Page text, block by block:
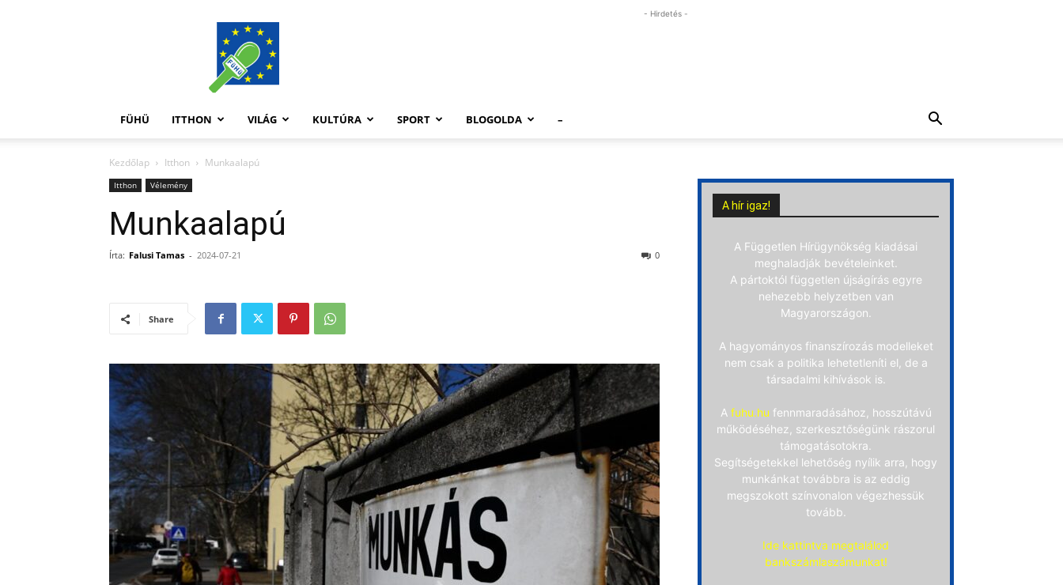
FüHü
- Hirdetés -
FÜHÜ ITTHON VILÁG KULTÚRA SPORT BLOGOLDA –
Kezdőlap Itthon Munkaalapú
Itthon Vélemény
Munkaalapú
Írta: Falusi Tamas - 2024-07-21 0
Share
A hír igaz!
A Független Hírügynökség kiadásai
meghaladják bevételeinket.
A pártoktól független újságírás egyre
nehezebb helyzetben van
Magyarországon.
A hagyományos finanszírozás modelleket
nem csak a politika lehetetleníti el, de a
társadalmi kihívások is.
A fuhu.hu fennmaradásához, hosszútávú
működéséhez, szerkesztőségünk rászorul
támogatásotokra.
Segítségetekkel lehetőség nyílik arra, hogy
munkánkat továbbra is az eddig
megszokott színvonalon végezhessük
tovább.
Ide kattintva megtalálod
bankszámlaszámunkat!